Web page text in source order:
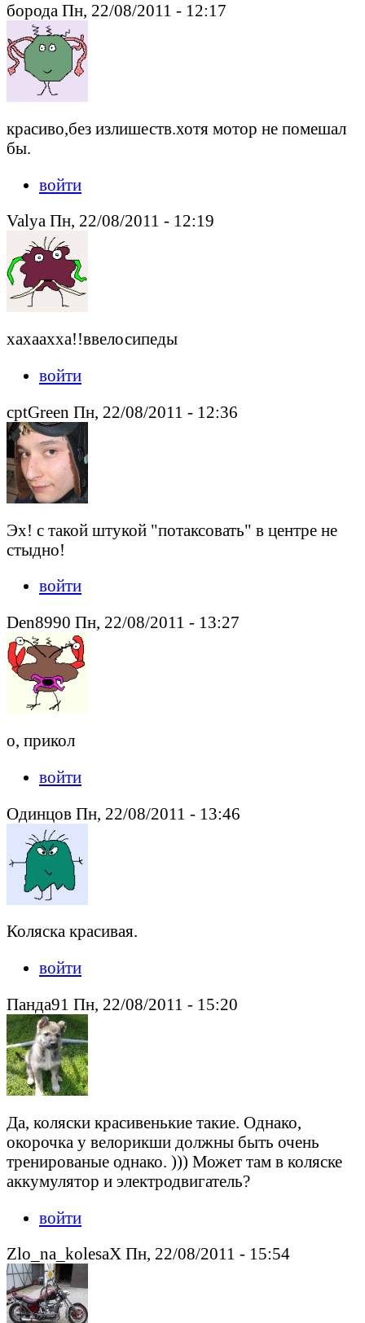
борода Пн, 22/08/2011 - 12:17
красиво,без излишеств.хотя мотор не помешал
бы.
войти
Valya Пн, 22/08/2011 - 12:19
хахаахха!!ввелосипеды
войти
cptGreen Пн, 22/08/2011 - 12:36
Эх! с такой штукой "потаксовать" в центре не
стыдно!
войти
Den8990 Пн, 22/08/2011 - 13:27
о, прикол
войти
Одинцов Пн, 22/08/2011 - 13:46
Коляска красивая.
войти
Панда91 Пн, 22/08/2011 - 15:20
Да, коляски красивенькие такие. Однако,
окорочка у велорикши должны быть очень
тренированые однако. ))) Может там в коляске
аккумулятор и электродвигатель?
войти
Zlo_na_kolesaX Пн, 22/08/2011 - 15:54